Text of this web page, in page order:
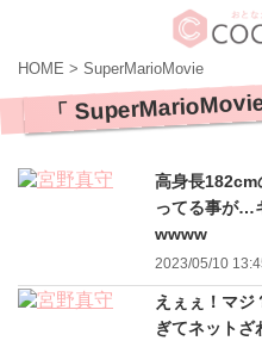
HOME > SuperMarioMovie
「
高身長182cm
ってる事が…
wwww
2023/05/10
えぇぇ！マジ
ぎてネットざ